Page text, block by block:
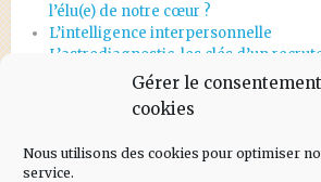
Gérer le
cookies
Nous utilisons des cookies pour optimiser
service.
l’élu(e) de notre cœur ?
L’intelligence interpersonnelle
L’astrodiagnostic, les clés d’un
Et en une seconde, tout s’écroule…
Astrodiagnostic d’orientation